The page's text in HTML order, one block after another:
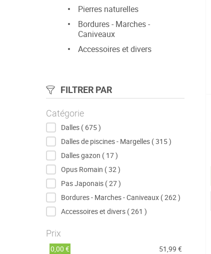
Pierres naturelles
Bordures - Marches -
Caniveaux
Accessoires et divers
FILTRER PAR
Catégorie
Dalles 675articles
Dalles de piscines - Margelles 315articles
Dalles gazon
17articles
Opus Romain
32articles
Pas Japonais 27articles
Bordures - Marches - Caniveaux 262articles
Accessoires et divers 261 articles
Prix
0,00 € 51,99 €